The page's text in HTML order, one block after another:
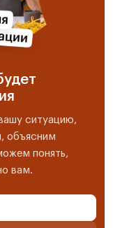
ситуацию,
объясним
понять,
вам.